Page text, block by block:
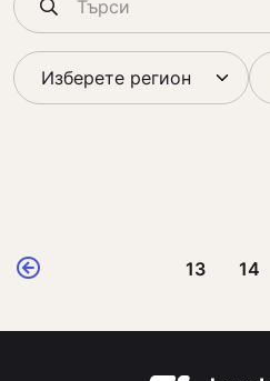
13 14